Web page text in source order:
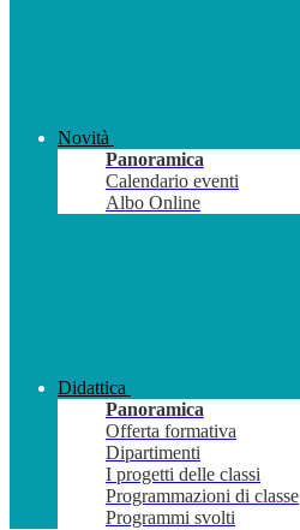
Novità
Panoramica
Calendario eventi
Albo Online
Didattica
Panoramica
Offerta formativa
Dipartimenti
I progetti delle classi
Programmazioni di classe
Programmi svolti